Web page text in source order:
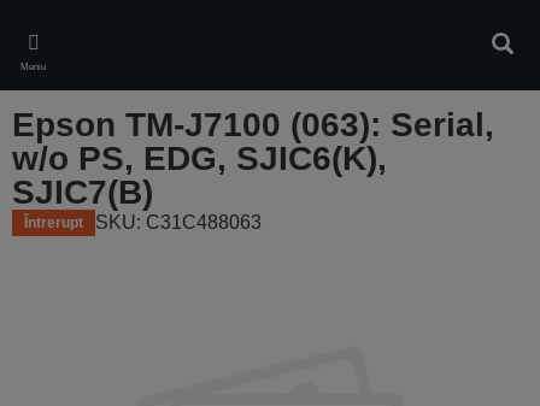
main
content
Meniu
Epson TM-J7100 (063): Serial,
w/o PS, EDG, SJIC6(K),
SJIC7(B)
Întrerupt SKU: C31C488063